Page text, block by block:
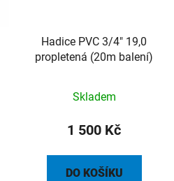
Hadice PVC 3/4" 19,0
propletená (20m balení)
Skladem
1 500 Kč
DO KOŠÍKU